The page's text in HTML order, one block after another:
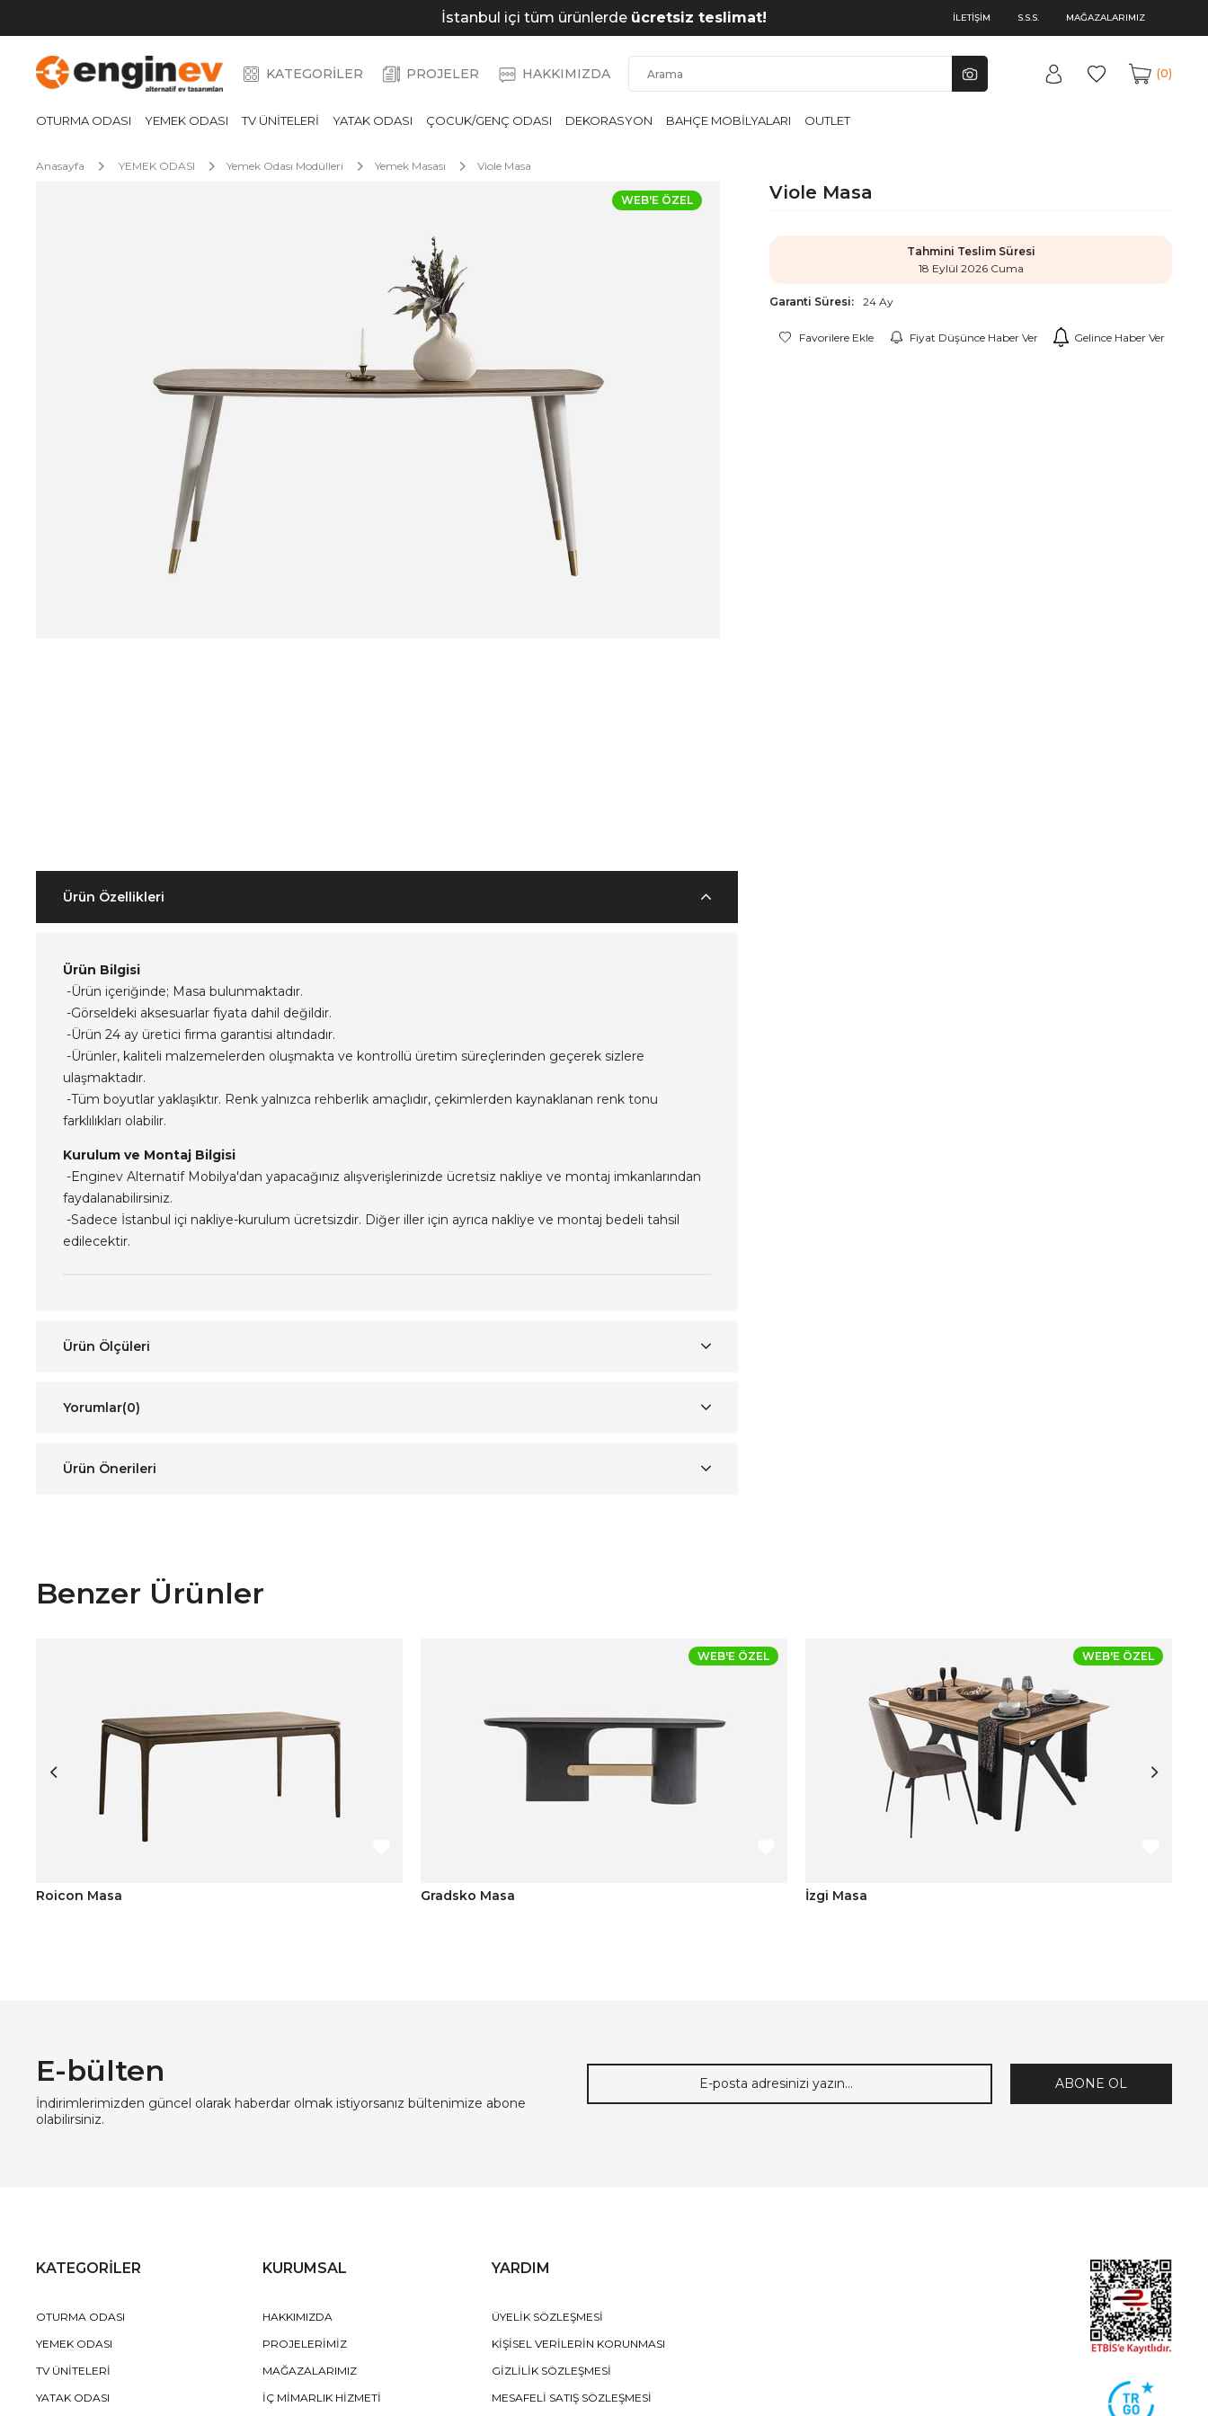
İstanbul içi tüm ürünlerde ücretsiz teslimat! İLETİŞİM S.S.S. MAĞAZALARIMIZ
KATEGORİLER PROJELER HAKKIMIZDA 0
OTURMA ODASI YEMEK ODASI TV ÜNİTELERİ YATAK ODASI ÇOCUK/GENÇ ODASI DEKORASYON BAHÇE MOBİLYALARI OUTLET
Anasayfa YEMEK ODASI Yemek Odası Modülleri Yemek Masası Viole Masa
WEB'E ÖZEL Viole Masa
Tahmini Teslim Süresi
18 Eylül 2026 Cuma
Garanti Süresi: 24 Ay
Favorilere Ekle Fiyat Düşünce Haber Ver Gelince Haber Ver
Ürün Özellikleri
Ürün Bilgisi
-Ürün içeriğinde; Masa bulunmaktadır.
-Görseldeki aksesuarlar fiyata dahil değildir.
-Ürün 24 ay üretici firma garantisi altındadır.
-Ürünler, kaliteli malzemelerden oluşmakta ve kontrollü üretim süreçlerinden geçerek sizlere
ulaşmaktadır.
-Tüm boyutlar yaklaşıktır. Renk yalnızca rehberlik amaçlıdır, çekimlerden kaynaklanan renk tonu
farklılıkları olabilir.
Kurulum ve Montaj Bilgisi
-Enginev Alternatif Mobilya'dan yapacağınız alışverişlerinizde ücretsiz nakliye ve montaj imkanlarından
faydalanabilirsiniz.
-Sadece İstanbul içi nakliye-kurulum ücretsizdir. Diğer iller için ayrıca nakliye ve montaj bedeli tahsil
edilecektir.
Yorumlar(0)
Ürün Önerileri
Benzer Ürünler
Roicon Masa Gradsko Masa
WEB'E ÖZEL
İzgi Masa
WEB'E ÖZEL
E-bülten
İndirimlerimizden güncel olarak haberdar olmak istiyorsanız bültenimize abone
olabilirsiniz.
ABONE OL
KATEGORİLER
OTURMA ODASI
YEMEK ODASI
TV ÜNİTELERİ
YATAK ODASI
KURUMSAL
HAKKIMIZDA
PROJELERİMİZ
MAĞAZALARIMIZ
İÇ MİMARLIK HİZMETİ
YARDIM
ÜYELİK SÖZLEŞMESİ
KİŞİSEL VERİLERİN KORUNMASI
GİZLİLİK SÖZLEŞMESİ
MESAFELİ SATIŞ SÖZLEŞMESİ